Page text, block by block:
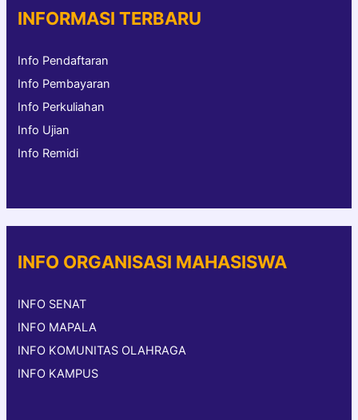
INFORMASI TERBARU
Info Pendaftaran
Info Pembayaran
Info Perkuliahan
Info Ujian
Info Remidi
INFO ORGANISASI MAHASISWA
INFO SENAT
INFO MAPALA
INFO KOMUNITAS OLAHRAGA
INFO KAMPUS